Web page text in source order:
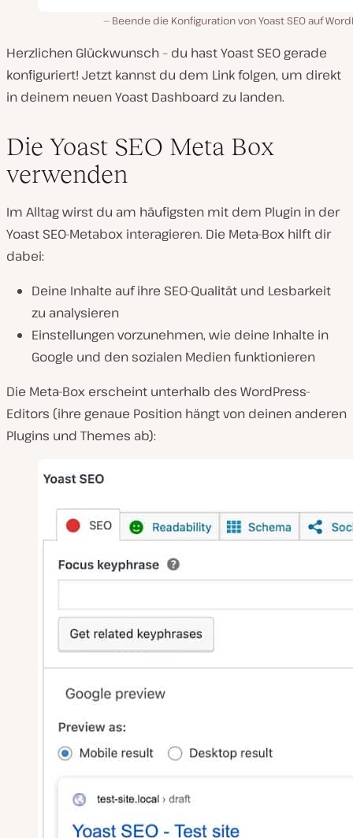
Beende die Konfiguration von Yoast SEO auf
Herzlichen Glückwunsch – du hast Yoast SEO gerade
konfiguriert! Jetzt kannst du dem Link folgen, um direkt
in deinem neuen Yoast Dashboard zu landen.
Die Yoast SEO Meta Box
verwenden
Im Alltag wirst du am häufigsten mit dem Plugin in der
Yoast SEO-Metabox interagieren. Die Meta-Box hilft dir
dabei:
Deine Inhalte auf ihre SEO-Qualität und Lesbarkeit
zu analysieren
Einstellungen vorzunehmen, wie deine Inhalte in
Google und den sozialen Medien funktionieren
Die Meta-Box erscheint unterhalb des WordPress-
Editors (ihre genaue Position hängt von deinen anderen
Plugins und Themes ab):